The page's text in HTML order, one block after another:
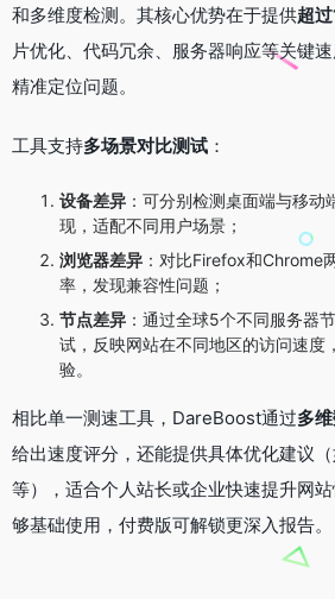
和多维度检测。其核心优势在于提供超
片优化、代码冗余、服务器响应等关键
精准定位问题。
工具支持多场景对比测试 ：
设备差异 ：可分别检测桌面端与移
现，适配不同用户场景；
浏览器差异 ：对比Firefox和Chrome
率，发现兼容性问题；
节点差异 ：通过全球5个不同服务器
试，反映网站在不同地区的访问速度
验。
相比单一测速工具，DareBoost通过多
给出速度评分，还能提供具体优化建议
等），适合个人站长或企业快速提升网
够基础使用，付费版可解锁更深入报告。